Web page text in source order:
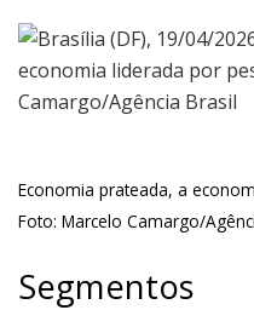
Economia prateada, a
Foto: Marcelo Camargo/
Segmentos